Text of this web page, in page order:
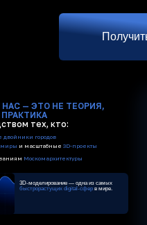
двойники городов
Москомархитектуры
миры и масштабные 3D-проекты
НАС — ЭТО НЕ ТЕОРИЯ,
тех, кто:
3D-моделирование — одна из самых
быстрорастущих digital-сфер в мире.